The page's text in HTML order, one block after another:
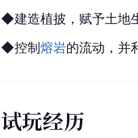
◆建造植披，赋予土地
◆控制熔岩的流动，并
试玩经历